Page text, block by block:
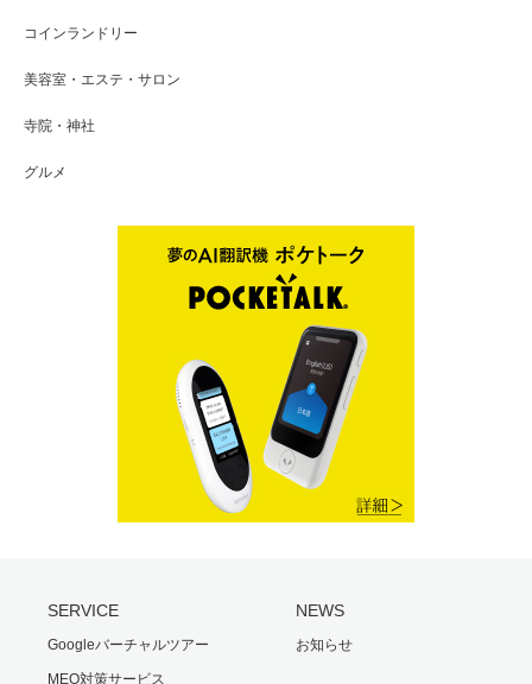
コインランドリー
美容室・エステ・サロン
寺院・神社
グルメ
SERVICE
Googleバーチャルツアー
MEO対策サービス
NEWS
お知らせ